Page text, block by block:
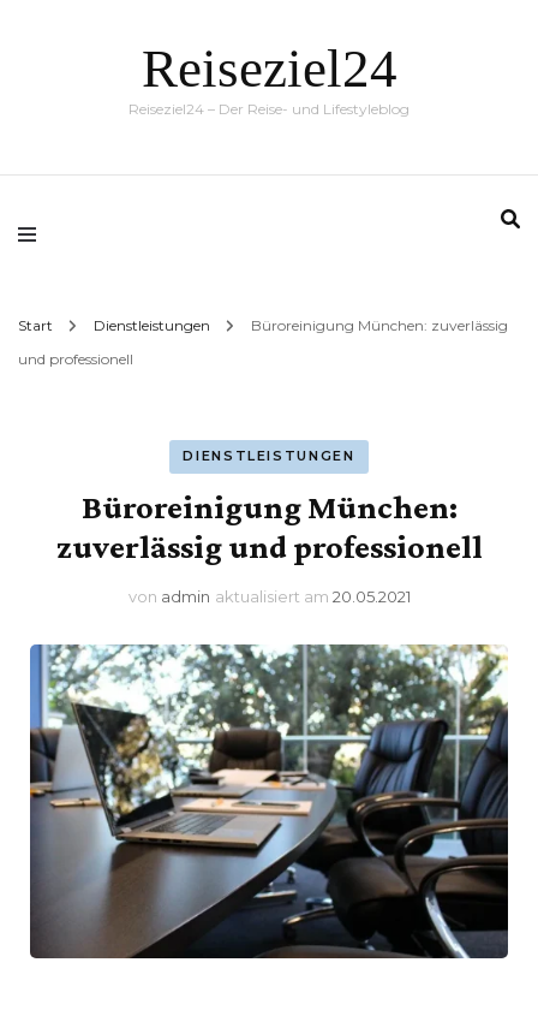
Reiseziel24
Reiseziel24 – Der Reise- und Lifestyleblog
Start Dienstleistungen
Büroreinigung München: zuverlässig
und professionell
DIENSTLEISTUNGEN
Büroreinigung München:
zuverlässig und professionell
von admin aktualisiert am 20.05.2021